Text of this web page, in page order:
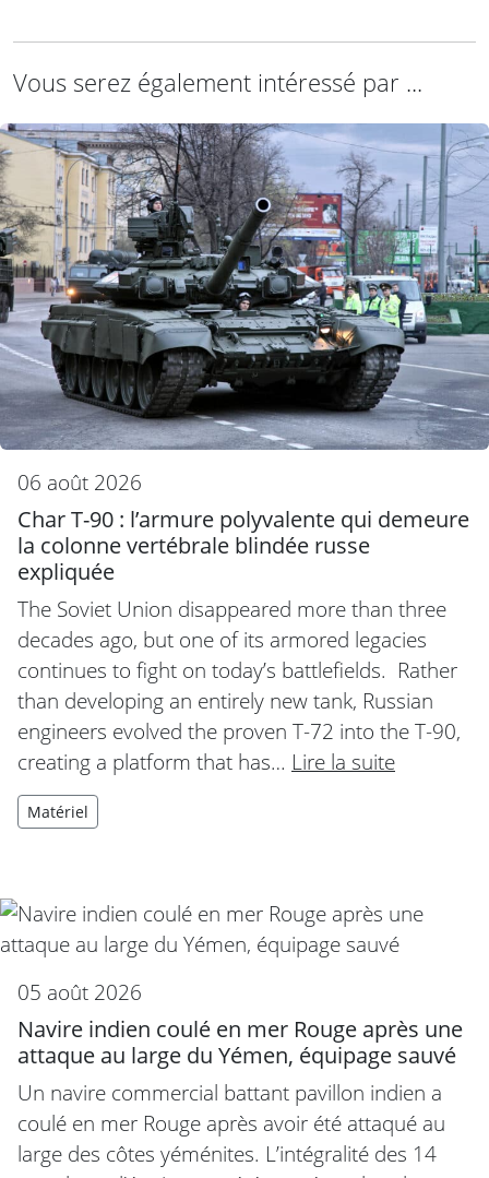
Vous serez également intéressé par ...
06 août 2026
Char T-90 : l’armure polyvalente qui demeure
la colonne vertébrale blindée russe
expliquée
The Soviet Union disappeared more than three
decades ago, but one of its armored legacies
continues to fight on today’s battlefields. Rather
than developing an entirely new tank, Russian
engineers evolved the proven T-72 into the T-90,
creating a platform that has… Lire la suite
Matériel
05 août 2026
Navire indien coulé en mer Rouge après une
attaque au large du Yémen, équipage sauvé
Un navire commercial battant pavillon indien a
coulé en mer Rouge après avoir été attaqué au
large des côtes yéménites. L’intégralité des 14